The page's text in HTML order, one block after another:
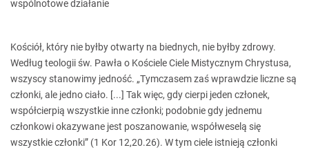
wspólnotowe działanie
Kościół, który nie byłby otwarty na biednych, nie byłby zdrowy.
Według teologii św. Pawła o Kościele Ciele Mistycznym Chrystusa,
wszyscy stanowimy jedność. „Tymczasem zaś wprawdzie liczne są
członki, ale jedno ciało. [...] Tak więc, gdy cierpi jeden członek,
współcierpią wszystkie inne członki; podobnie gdy jednemu
członkowi okazywane jest poszanowanie, współweselą się
wszystkie członki” (1 Kor 12,20.26). W tym ciele istnieją członki